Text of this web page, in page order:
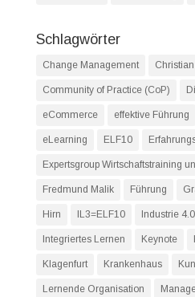
Schlagwörter
Change Management
Community of Practice (CoP)
eCommerce effektive Führung
eLearning ELF10
Expertsgroup Wirtschaftstraining
Fredmund Malik Führung
Hirn IL3=ELF10 Industrie 4.0
Integriertes Lernen Keynote
Klagenfurt Krankenhaus
Lernende Organisation